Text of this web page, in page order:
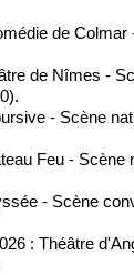
de
de Nîmes -
- Scène
Feu - Scène
- Scène
: Théâtre